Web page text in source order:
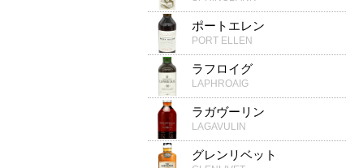
ポートエレン
PORT ELLEN
ラフロイグ
LAPHROAIG
ラガヴーリン
LAGAVULIN
グレンリベット